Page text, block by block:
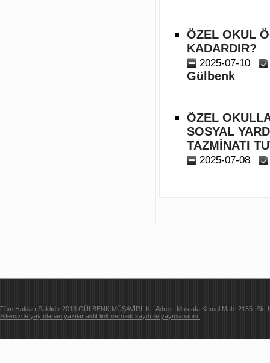
ÖZEL OKUL
KADARDIR?
2025-07-10
Gülbenk
ÖZEL
SOSYAL
TAZMİNATI
2025-07-08
Tüm Hakları Saklıdır 2013 GÜLBENK MÜŞAVİRLİK - Adres: Mustafa Kemal Mah. 2155.
Sitemizde yayınlanan yazılar aktif link vermek kaydı ile yayınlanabilir.